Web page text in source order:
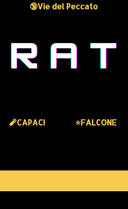
🔞Vie del Peccato
🧨CAPACI ⭐️FALCONE